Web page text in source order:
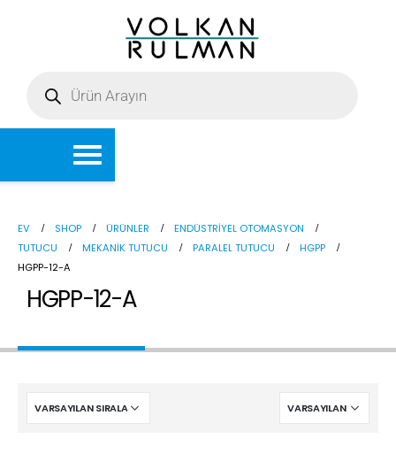
EV SHOP ÜRÜNLER
ENDÜSTRIYEL OTOMASYON
TUTUCU
MEKANIK TUTUCU PARALEL TUTUCU
HGPP
HGPP-12-A
HGPP-12-A